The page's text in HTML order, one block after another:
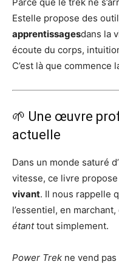
Parce que le trek ne
Estelle propose des
apprentissagesdans la
écoute du corps,
C’est là que commence
🌱 Une œuvre
actuelle
Dans un monde saturé
vitesse, ce livre
vivant. Il nous rappelle
l’essentiel, en
étanttout simplement.
Power Trek ne vend